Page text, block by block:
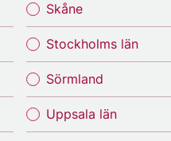
Skåne
Stockholms län
Sörmland
Uppsala län